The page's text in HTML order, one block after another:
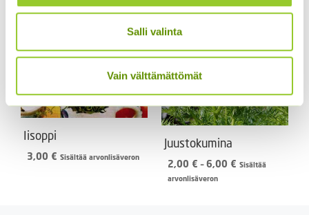
Salli valinta
Vain välttämättömät
Iisoppi
3,00 € Sisältää arvonlisäveron
Juustokumina
2,00 € – 6,00 € Hintaluokka:
Sisältää
arvonlisäveron